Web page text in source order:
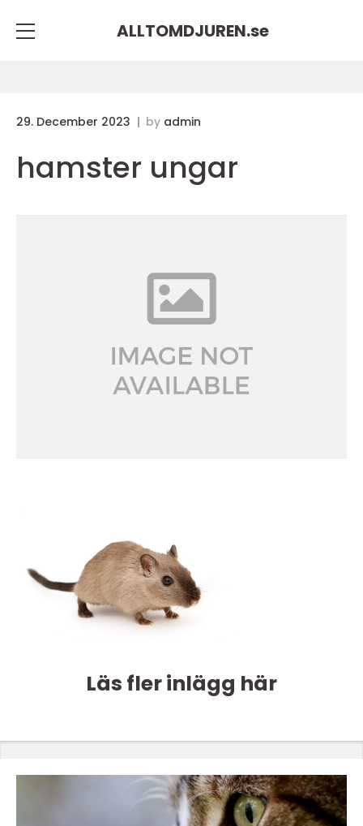
ALLTOMDJUREN.se
29. December 2023 by admin
hamster ungar
Läs fler inlägg här